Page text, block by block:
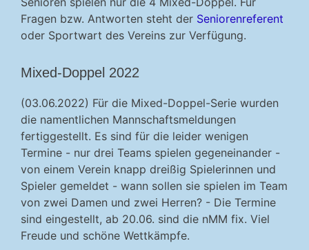
Fragen bzw. Antworten steht der Seniorenreferent
oder Sportwart des Vereins zur Verfügung.
Mixed-Doppel 2022
(03.06.2022) Für die Mixed-Doppel-Serie wurden
die namentlichen Mannschaftsmeldungen
fertiggestellt. Es sind für die leider wenigen
Termine - nur drei Teams spielen gegeneinander -
von einem Verein knapp dreißig Spielerinnen und
Spieler gemeldet - wann sollen sie spielen im Team
von zwei Damen und zwei Herren? - Die Termine
sind eingestellt, ab 20.06. sind die nMM fix. Viel
Freude und schöne Wettkämpfe.